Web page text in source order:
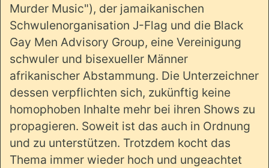
Murder Music"), der jamaikanischen
Schwulenorganisation J-Flag und die Black
Gay Men Advisory Group, eine Vereinigung
schwuler und bisexueller Männer
afrikanischer Abstammung. Die Unterzeichner
dessen verpflichten sich, zukünftig keine
homophoben Inhalte mehr bei ihren Shows zu
propagieren. Soweit ist das auch in Ordnung
und zu unterstützen. Trotzdem kocht das
Thema immer wieder hoch und ungeachtet